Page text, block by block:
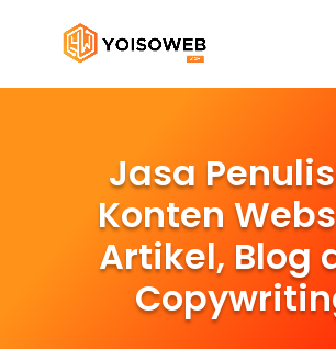
Jasa
Konten
Artikel, Blog